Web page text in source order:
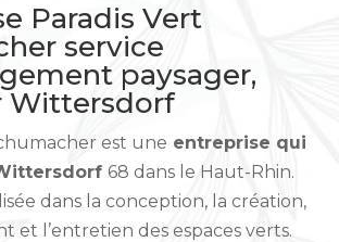
Paradis Vert
service
paysager,
Wittersdorf
est une entreprise qui
68 dans le Haut-Rhin.
dans la conception, la création,
et l’entretien des espaces verts.